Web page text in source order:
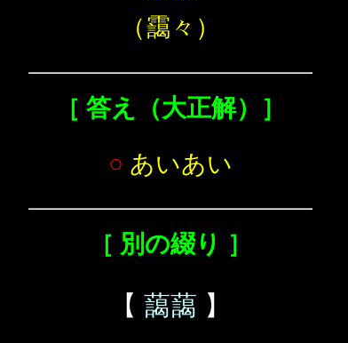
（靄々）
［ 答え（大正解）］
○ あいあい
［ 別の綴り ］
【 藹藹 】